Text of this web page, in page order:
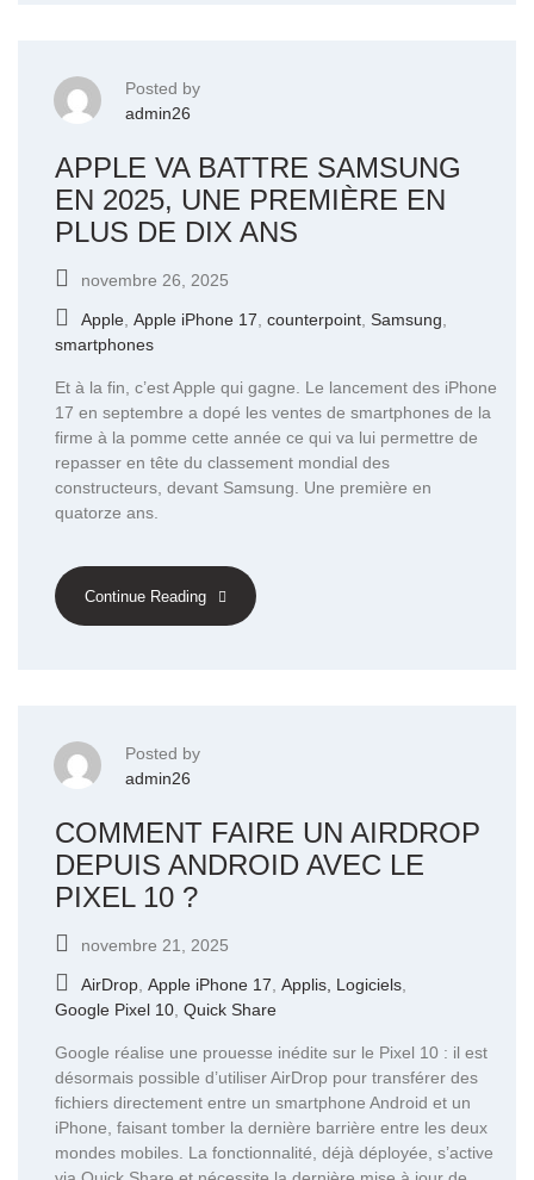
Posted by
admin26
APPLE VA BATTRE SAMSUNG
EN 2025, UNE PREMIÈRE EN
PLUS DE DIX ANS
novembre 26, 2025
Apple Apple iPhone 17 counterpoint Samsung
smartphones
Et à la fin, c’est Apple qui gagne. Le lancement des iPhone
17 en septembre a dopé les ventes de smartphones de la
firme à la pomme cette année ce qui va lui permettre de
repasser en tête du classement mondial des
constructeurs, devant Samsung. Une première en
quatorze ans.
Continue Reading
Posted by
admin26
COMMENT FAIRE UN AIRDROP
DEPUIS ANDROID AVEC LE
PIXEL 10 ?
novembre 21, 2025
AirDrop Apple iPhone 17 Applis, Logiciels
Google Pixel 10 Quick Share
Google réalise une prouesse inédite sur le Pixel 10 : il est
désormais possible d’utiliser AirDrop pour transférer des
fichiers directement entre un smartphone Android et un
iPhone, faisant tomber la dernière barrière entre les deux
mondes mobiles. La fonctionnalité, déjà déployée, s’active